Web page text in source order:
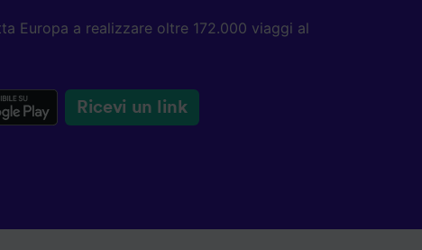
Europa a realizzare oltre 172.000 viaggi al
Ricevi un link